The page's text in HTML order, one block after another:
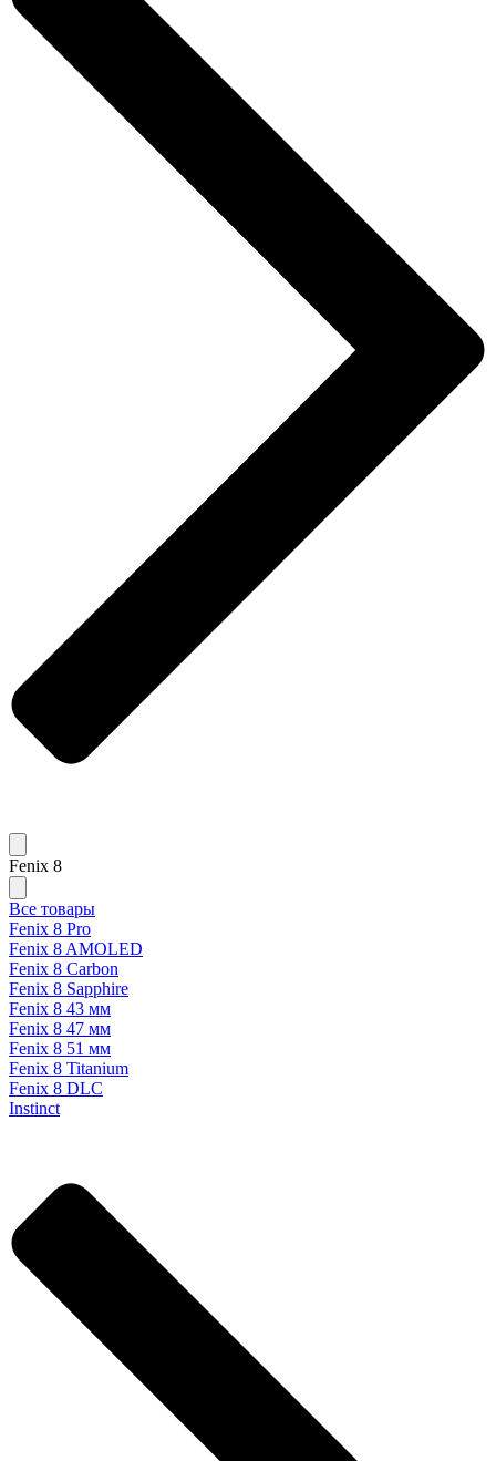
Fenix 8
Все товары
Fenix 8 Pro
Fenix 8 AMOLED
Fenix 8 Carbon
Fenix 8 Sapphire
Fenix 8 43 мм
Fenix 8 47 мм
Fenix 8 51 мм
Fenix 8 Titanium
Fenix 8 DLC
Instinct